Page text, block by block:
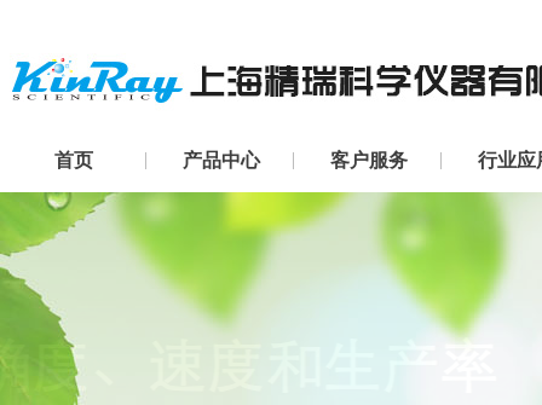
首页 产品中心 客户服务 行业应